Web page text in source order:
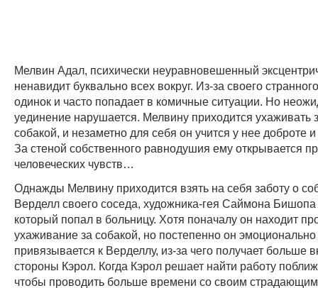
Мелвин Адал, психически неуравновешенный
ненавидит буквально всех вокруг. Из-за своего
одинок и часто попадает в комичные ситуации. Но
уединение нарушается. Мелвину приходится ухаживать
собакой, и незаметно для себя он учится у нее доброте
За стеной собственного равнодушия ему открывается
человеческих чувств…
Однажды Мелвину приходится взять на себя заботу о
Верделл своего соседа, художника-гея Саймона Бишопа
который попал в больницу. Хотя поначалу он находит
ухаживание за собакой, но постепенно он эмоционально
привязывается к Верделлу, из-за чего получает больше
стороны Кэрол. Когда Кэрол решает найти работу
чтобы проводить больше времени со своим